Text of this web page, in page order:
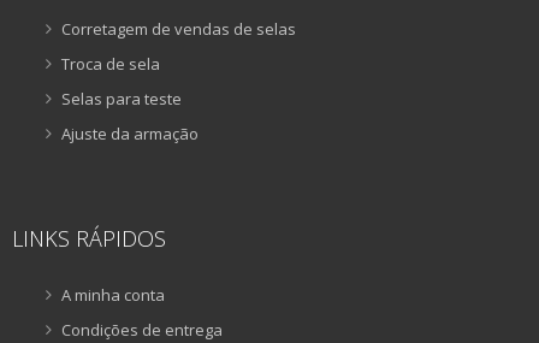
Corretagem de vendas de selas
Troca de sela
Selas para teste
Ajuste da armação
LINKS RÁPIDOS
A minha conta
Condições de entrega